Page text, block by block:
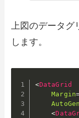
上図のデータグ
します。
<DataGrid
Margin
<